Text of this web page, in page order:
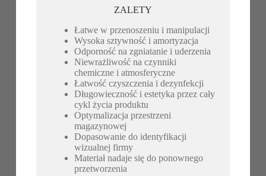
ZALETY
Łatwe w przenoszeniu i manipulacji
Wysoka sztywność i amortyzacja
Odporność na zgniatanie i uderzenia
Niewrażliwość na czynniki
chemiczne i atmosferyczne
Łatwość czyszczenia i dezynfekcji
Długowieczność i estetyka przez cały
cykl życia produktu
Optymalizacja przestrzeni
magazynowej
Dopasowanie do identyfikacji
wizualnej firmy
Materiał nadaje się do ponownego
przetworzenia